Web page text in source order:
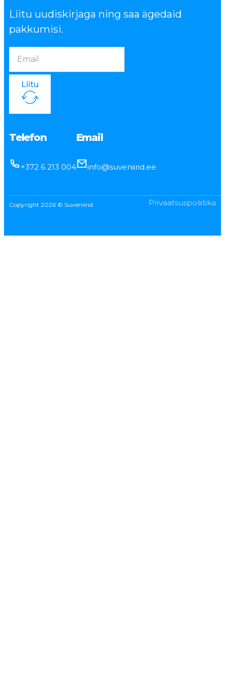
Liitu uudiskirjaga ning saa ägedaid
pakkumisi.
Liitu
Telefon
+372 6 213 004
Email
info@suveniirid.ee
Copyright 2026 © Suveniirid Privaatsuspoliitika